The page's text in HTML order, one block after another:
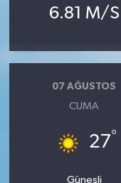
6.81 M/S
07 AĞUSTOS
CUMA
27°
Güneşli